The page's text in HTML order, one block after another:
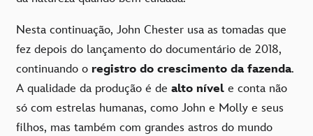
Nesta continuação, John Chester usa as tomadas que
fez depois do lançamento do documentário de 2018,
continuando o registro do crescimento da fazenda.
A qualidade da produção é de alto nível e conta não
só com estrelas humanas, como John e Molly e seus
filhos, mas também com grandes astros do mundo